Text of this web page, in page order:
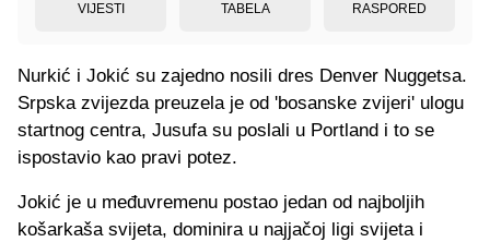
VIJESTI TABELA RASPORED
Nurkić i Jokić su zajedno nosili dres Denver Nuggetsa.
Srpska zvijezda preuzela je od 'bosanske zvijeri' ulogu
startnog centra, Jusufa su poslali u Portland i to se
ispostavio kao pravi potez.
Jokić je u međuvremenu postao jedan od najboljih
košarkaša svijeta, dominira u najjačoj ligi svijeta i